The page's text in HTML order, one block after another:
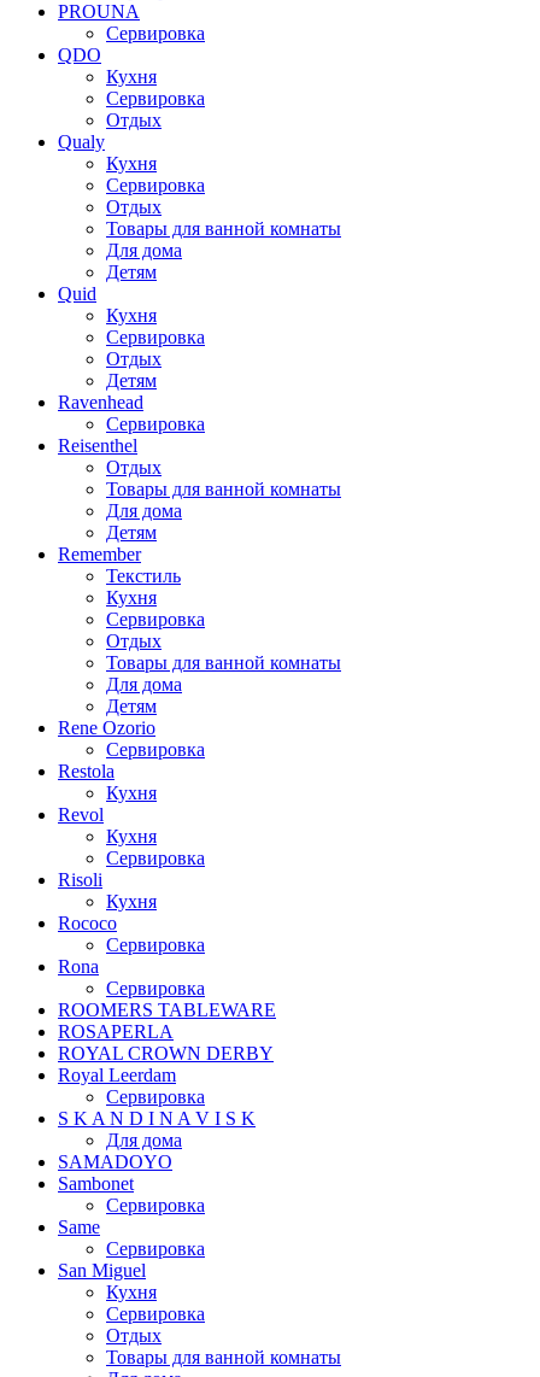
PROUNA
Сервировка
QDO
Кухня
Сервировка
Отдых
Qualy
Кухня
Сервировка
Отдых
Товары для ванной комнаты
Для дома
Детям
Quid
Кухня
Сервировка
Отдых
Детям
Ravenhead
Сервировка
Reisenthel
Отдых
Товары для ванной комнаты
Для дома
Детям
Remember
Текстиль
Кухня
Сервировка
Отдых
Товары для ванной комнаты
Для дома
Детям
Rene Ozorio
Сервировка
Restola
Кухня
Revol
Кухня
Сервировка
Risoli
Кухня
Rococo
Сервировка
Rona
Сервировка
ROOMERS TABLEWARE
ROSAPERLA
ROYAL CROWN DERBY
Royal Leerdam
Сервировка
S K A N D I N A V I S K
Для дома
SAMADOYO
Sambonet
Сервировка
Same
Сервировка
San Miguel
Кухня
Сервировка
Отдых
Товары для ванной комнаты